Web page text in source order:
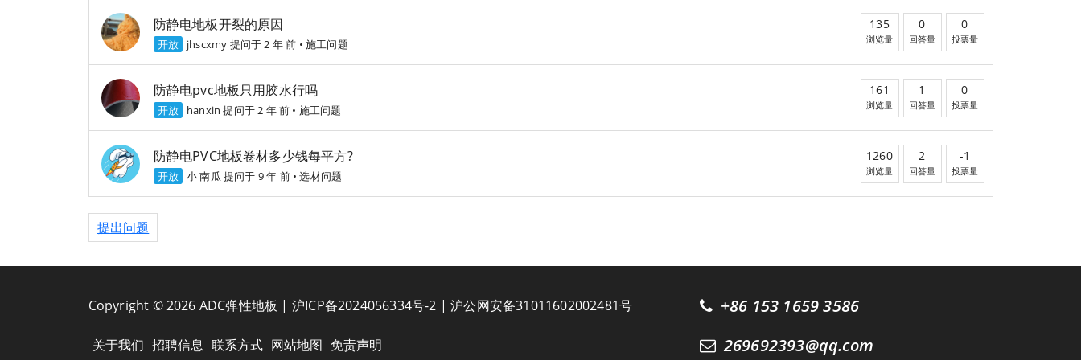
防静电地板开裂的原因
开放 jhscxmy 提问于 2 年 前 • 施工问题
135
浏览量
0
回答量
0
投票量
防静电pvc地板只用胶水行吗
开放 hanxin 提问于 2 年 前 • 施工问题
161
浏览量
1
回答量
0
投票量
防静电PVC地板卷材多少钱每平方?
开放 小 南瓜 提问于 9 年 前•选材问题
1260
浏览量
2
回答量
-1
投票量
提出问题
Copyright © 2026 ADC弹性地板 | 沪ICP备2024056334号-2 |沪公网安备31011602002481号
关于我们 招聘信息 联系方式 网站地图 免责声明
+86 153 1659 3586
269692393@qq.com